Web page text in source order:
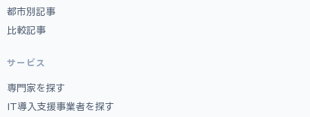
都市別記事
比較記事
サービス
専門家を探す
IT導入支援事業者を探す